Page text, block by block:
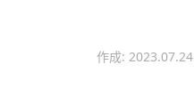
作成: 2023.07.24